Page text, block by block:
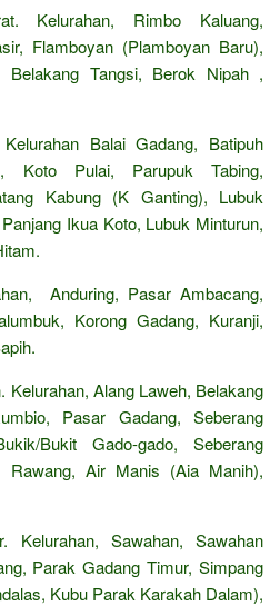
Kelurahan, Rimbo Kaluang,
Flamboyan (Plamboyan Baru),
Tangsi, Berok Nipah ,
Balai Gadang, Batipuh
Koto Pulai, Parupuk Tabing,
Kabung (K Ganting), Lubuk
Ikua Koto, Lubuk Minturun,
Anduring, Pasar Ambacang,
Korong Gadang, Kuranji,
Kelurahan, Alang Laweh, Belakang
Pasar Gadang, Seberang
Bukit Gado-gado, Seberang
Rawang, Air Manis (Aia Manih),
Kelurahan, Sawahan, Sawahan
Parak Gadang Timur, Simpang
Kubu Parak Karakah Dalam),